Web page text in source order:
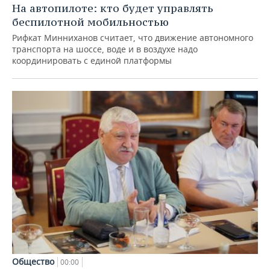
На автопилоте: кто будет управлять
беспилотной мобильностью
Рифкат Минниханов считает, что движение автономного
транспорта на шоссе, воде и в воздухе надо
координировать с единой платформы
Общество 00:00